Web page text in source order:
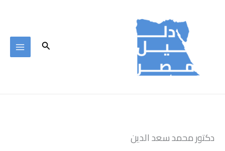
البحث
دكتور محمد سعد الدين